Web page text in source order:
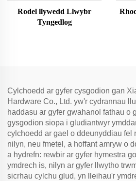
Rodel llywedd Llwybr
Tyngedlog
Cylchoedd ar gyfer cysgodion gan
Hardware Co., Ltd. yw'r cydrannau
haddasu ar gyfer gwahanol fathau o
gysgodion siopa i gludiantwyr
cylchoedd ar gael o ddeunyddiau fel
nilyn, neu fmetel, a hoffant amryw o
a hydrefn: rewbir ar gyfer hymestra
ymdrech is, nilyn ar gyfer llwytho
sicrhau cylchu glud, yn lleihau'r